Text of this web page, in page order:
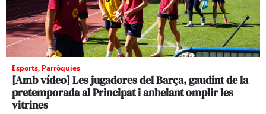
Esports, Parròquies
[Amb vídeo] Les jugadores del Barça, gaudint de la
pretemporada al Principat i anhelant omplir les
vitrines